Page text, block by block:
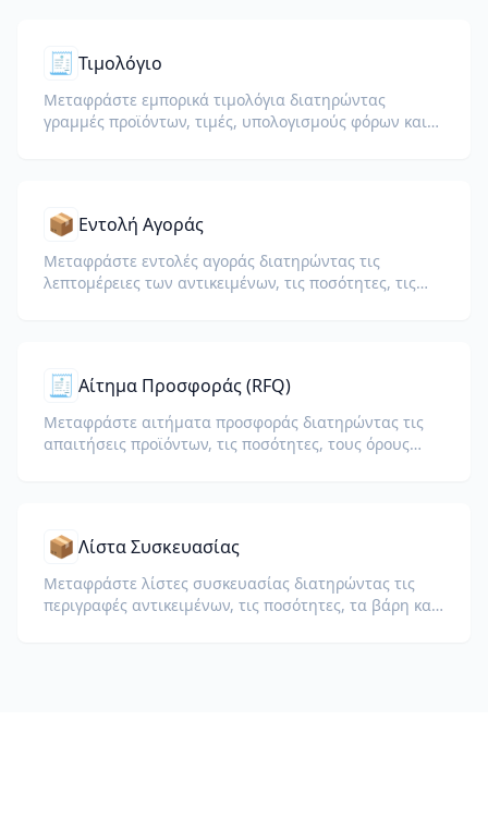
🧾 Τιμολόγιο
Μεταφράστε εμπορικά τιμολόγια διατηρώντας
γραμμές προϊόντων, τιμές, υπολογισμούς φόρων και
📦 Εντολή Αγοράς
Μεταφράστε εντολές αγοράς διατηρώντας τις
λεπτομέρειες των αντικειμένων, τις ποσότητες, τις
🧾 Αίτημα Προσφοράς (RFQ)
Μεταφράστε αιτήματα προσφοράς διατηρώντας τις
απαιτήσεις προϊόντων, τις ποσότητες, τους όρους
📦 Λίστα Συσκευασίας
Μεταφράστε λίστες συσκευασίας διατηρώντας τις
περιγραφές αντικειμένων, τις ποσότητες, τα βάρη και